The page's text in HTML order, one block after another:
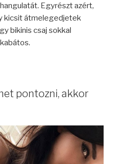
Egyrészt azért,
kicsit átmelegedjetek
bikinis csaj sokkal
pontozni, akkor